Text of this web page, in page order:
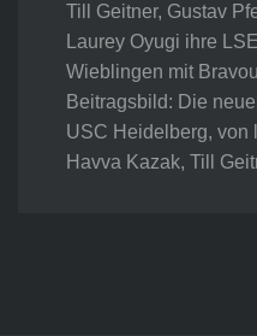
Till Geitner, Gustav
Laurey Oyugi ihre
Wieblingen mit
Beitragsbild: Die
USC Heidelberg, von
Havva Kazak, Till